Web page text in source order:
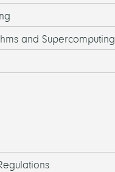
and Supercomputing